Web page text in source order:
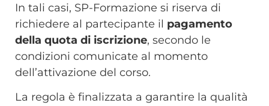
In tali casi, SP-Formazione si riserva di
richiedere al partecipante il pagamento
della quota di iscrizione, secondo le
condizioni comunicate al momento
dell’attivazione del corso.
La regola è finalizzata a garantire la qualità